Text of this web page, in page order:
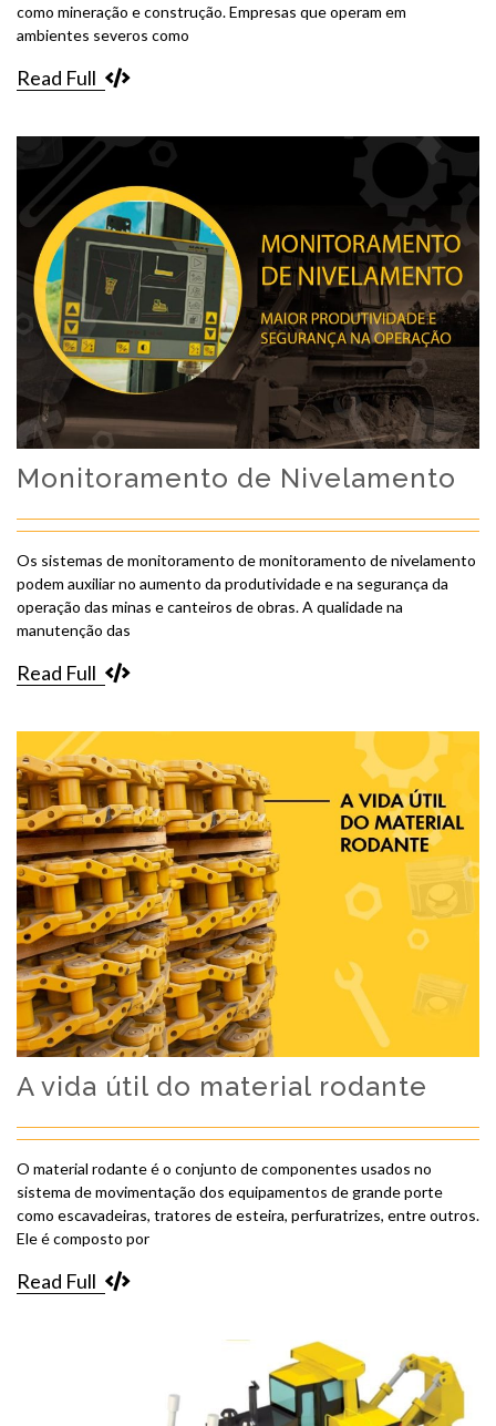
como mineração e construção. Empresas que operam em
ambientes severos como
Read Full
Monitoramento de Nivelamento
Os sistemas de monitoramento de monitoramento de nivelamento
podem auxiliar no aumento da produtividade e na segurança da
operação das minas e canteiros de obras. A qualidade na
manutenção das
Read Full
A vida útil do material rodante
O material rodante é o conjunto de componentes usados no
sistema de movimentação dos equipamentos de grande porte
como escavadeiras, tratores de esteira, perfuratrizes, entre outros.
Ele é composto por
Read Full